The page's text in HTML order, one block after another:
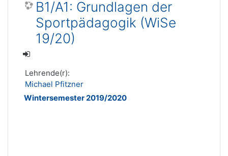
B1/A1: Grundlagen der
Sportpädagogik (WiSe
19/20)
Lehrende(r):
Michael Pfitzner
Wintersemester 2019/2020